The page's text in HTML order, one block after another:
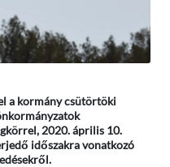
a kormány csütörtöki
2020. április 10.
időszakra vonatkozó